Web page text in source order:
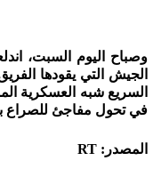
وصباح اليوم السبت،
الجيش التي يقودها
السريع شبه العسكرية
في تحول مفاجئ للصراع
المصدر: RT